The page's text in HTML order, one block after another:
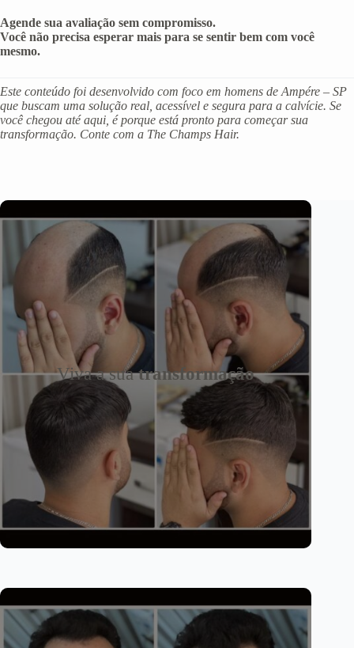
Agende sua avaliação sem compromisso.
Você não precisa esperar mais para se sentir bem com você
mesmo.
Este conteúdo foi desenvolvido com foco em homens de Ampére – SP
que buscam uma solução real, acessível e segura para a calvície. Se
você chegou até aqui, é porque está pronto para começar sua
transformação. Conte com a The Champs Hair.
Viva a suatransformação